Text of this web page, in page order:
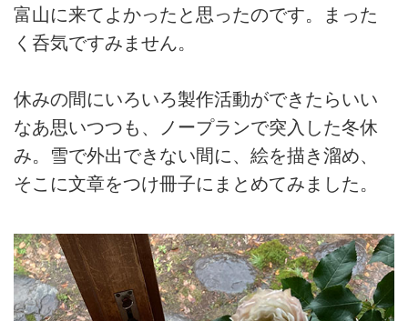
富山に来てよかったと思ったのです。まった
く呑気ですみません。
休みの間にいろいろ製作活動ができたらいい
なあ思いつつも、ノープランで突入した冬休
み。雪で外出できない間に、絵を描き溜め、
そこに文章をつけ冊子にまとめてみました。